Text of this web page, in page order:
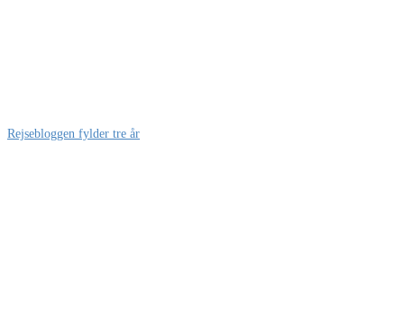
Rejsebloggen fylder tre år